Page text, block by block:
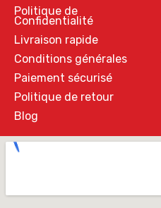
Politique de
Confidentialité
Livraison rapide
Conditions générales
Paiement sécurisé
Politique de retour
Blog